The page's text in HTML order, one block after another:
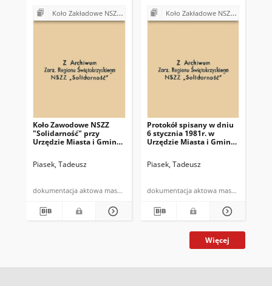
Koło Zakładowe NSZZ "Solidarność" przy Urzędzie Miasta i Gminy w Miechowie
Koło Zawodowe NSZZ
"Solidarność" przy
Urzędzie Miasta i Gminy
Piasek, Tadeusz
dokumentacja aktowa maszynopis
Koło Zakładowe NSZZ "Solidarność" przy Urzędzie Miasta i Gminy w Miechowie
Protokół spisany w dniu
6 stycznia 1981r. w
Urzędzie Miasta i Gminy
Założycielakiego NSZZ
Piasek, Tadeusz
dokumentacja aktowa maszynopis
Więcej